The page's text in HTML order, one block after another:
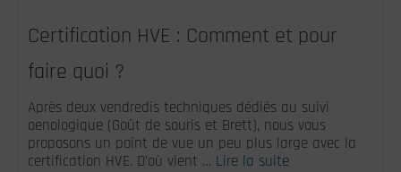
Certification HVE : Comment et pour
faire quoi ?
Après deux vendredis techniques dédiés au suivi
oenologique (Goût de souris et Brett), nous vous
proposons un point de vue un peu plus large avec la
certification HVE. D’où vient … Lire la suite